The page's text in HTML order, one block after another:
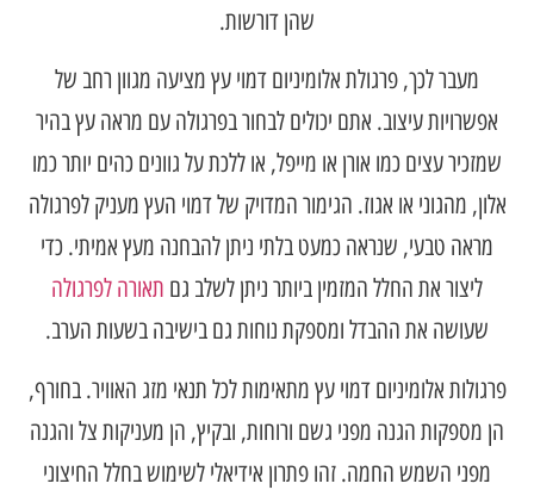
שהן דורשות.
מעבר לכך, פרגולת אלומיניום דמוי עץ מציעה מגוון רחב של
אפשרויות עיצוב. אתם יכולים לבחור בפרגולה עם מראה עץ בהיר
שמזכיר עצים כמו אורן או מייפל, או ללכת על גוונים כהים יותר כמו
אלון, מהגוני או אגוז. הגימור המדויק של דמוי העץ מעניק לפרגולה
מראה טבעי, שנראה כמעט בלתי ניתן להבחנה מעץ אמיתי. כדי
ליצור את החלל המזמין ביותר ניתן לשלב גם תאורה לפרגולה
שעושה את ההבדל ומספקת נוחות גם בישיבה בשעות הערב.
פרגולות אלומיניום דמוי עץ מתאימות לכל תנאי מזג האוויר. בחורף,
הן מספקות הגנה מפני גשם ורוחות, ובקיץ, הן מעניקות צל והגנה
מפני השמש החמה. זהו פתרון אידיאלי לשימוש בחלל החיצוני